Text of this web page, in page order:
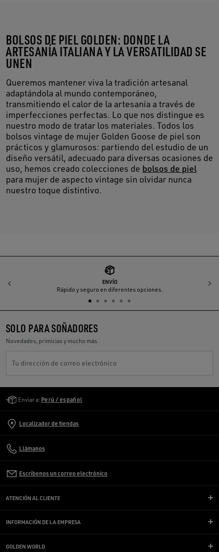
BOLSOS DE PIEL GOLDEN: DONDE LA
ARTESANÍA ITALIANA Y LA VERSATILIDAD SE
UNEN
Queremos mantener viva la tradición artesanal
adaptándola al mundo contemporáneo,
transmitiendo el calor de la artesanía a través de
imperfecciones perfectas. Lo que nos distingue es
nuestro modo de tratar los materiales. Todos los
bolsos vintage de mujer Golden Goose de piel son
prácticos y glamurosos: partiendo del estudio de un
diseño versátil, adecuado para diversas ocasiones de
uso, hemos creado colecciones de bolsos de piel
para mujer de aspecto vintage sin olvidar nunca
nuestro toque distintivo.
ENVÍO
Rápido y seguro en diferentes opciones.
Anterior
SOLO PARA SOÑADORES
Novedades, primicias y mucho más.
Tu dirección de correo electrónico
Enviar a: Perú / español
Localizador de tiendas
Llámanos
Escríbenos un correo electrónico
ATENCIÓN AL CLIENTE
INFORMACIÓN DE LA EMPRESA
GOLDEN WORLD